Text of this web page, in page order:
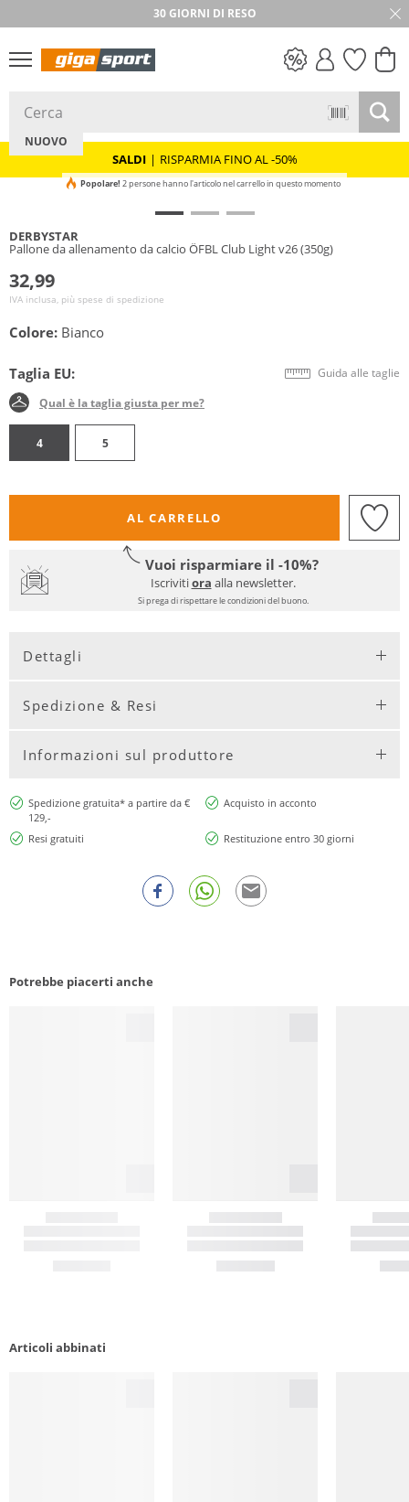
30 GIORNI DI RESO
SALDI
SALDI | RISPARMIA FINO AL -50%
NUOVO
Popolare! 2 persone hanno l'articolo nel carrello in questo momento
DERBYSTAR
Pallone da allenamento da calcio ÖFBL Club Light v26 (350g)
32,99
IVA inclusa, più spese di spedizione
Colore: Bianco
Taglia EU: Guida alle taglie
Qual è la taglia giusta per me?
4 5
AL CARRELLO
Vuoi risparmiare il -10%?
Iscrivitiora alla newsletter.
Si prega di rispettare le condizioni del buono.
Dettagli
Spedizione & Resi
Informazioni sul produttore
Spedizione gratuita* a partire da €
129,-
Acquisto in acconto
Resi gratuiti Restituzione entro 30 giorni
Potrebbe piacerti anche
Articoli abbinati